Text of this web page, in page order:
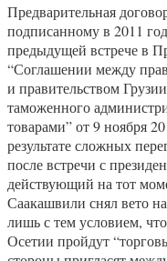
Предварительная
подписанному в 2011
предыдущей встрече в
“Соглашении между
и правительством
таможенного
товарами” от 9 ноября
результате сложных
после встречи с
действующий на тот
Саакашвили снял вето
лишь с тем условием,
Осетии пройдут